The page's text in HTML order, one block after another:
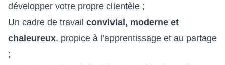
développer votre propre clientèle ;
Un cadre de travail convivial, moderne et
chaleureux, propice à l’apprentissage et au partage
;